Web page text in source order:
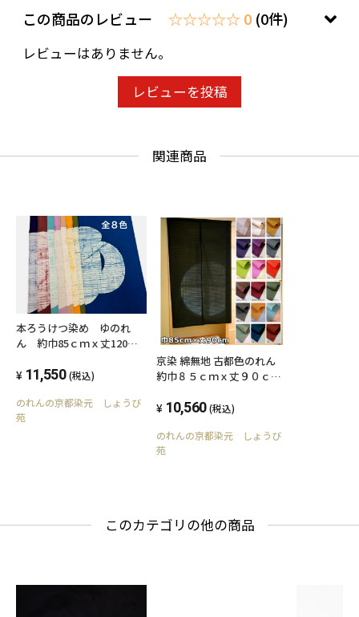
る技法です。
の混ざりを防ぐ目的もあります。友禅染めでは
色糊を使用しますが、ろうけつ染めの場合は、
ろうがひび割れを起こし、 染め上がりには味わ
色・グリーン・コーラルローズ ）
※在庫が無い場合は染め上がるまでに2週間頂く
事がございます。
お急ぎの場合は、納期をご確認の上ご注文を
お願いいたします。
この商品のレビュー ☆☆☆☆☆ 0 (0件)
レビューはありません。
レビューを投稿
関連商品
本ろうけつ染め ゆのれ
ん 約巾85ｃｍｘ丈120ｃ
本のお風呂温泉気分を味わ
ー・ローズ・紺・青・エン
ジ・ベージュ・カラシ・ウ
11,550 (税込)
のれんの京都染元 しょうび
苑
京染 綿無地 古都色のれん
約巾８５ｃｍｘ丈９０ｃｍ
和風 のれん 暖簾 贈り物 日
発送！！
10,560 (税込)
のれんの京都染元 しょうび
苑
このカテゴリの他の商品